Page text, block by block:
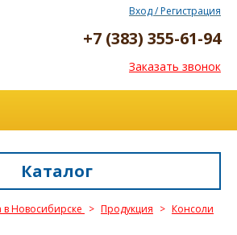
Вход / Регистрация
+7 (383) 355-61-94
Заказать звонок
Каталог
Новосибирске > Продукция > Консоли